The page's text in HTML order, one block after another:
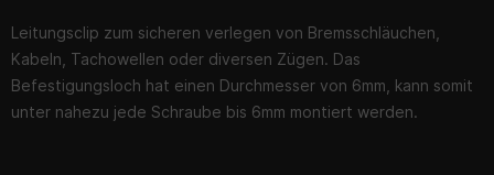
Leitungsclip zum sicheren verlegen von Bremsschläuchen,
Kabeln, Tachowellen oder diversen Zügen. Das
Befestigungsloch hat einen Durchmesser von 6mm, kann somit
unter nahezu jede Schraube bis 6mm montiert werden.